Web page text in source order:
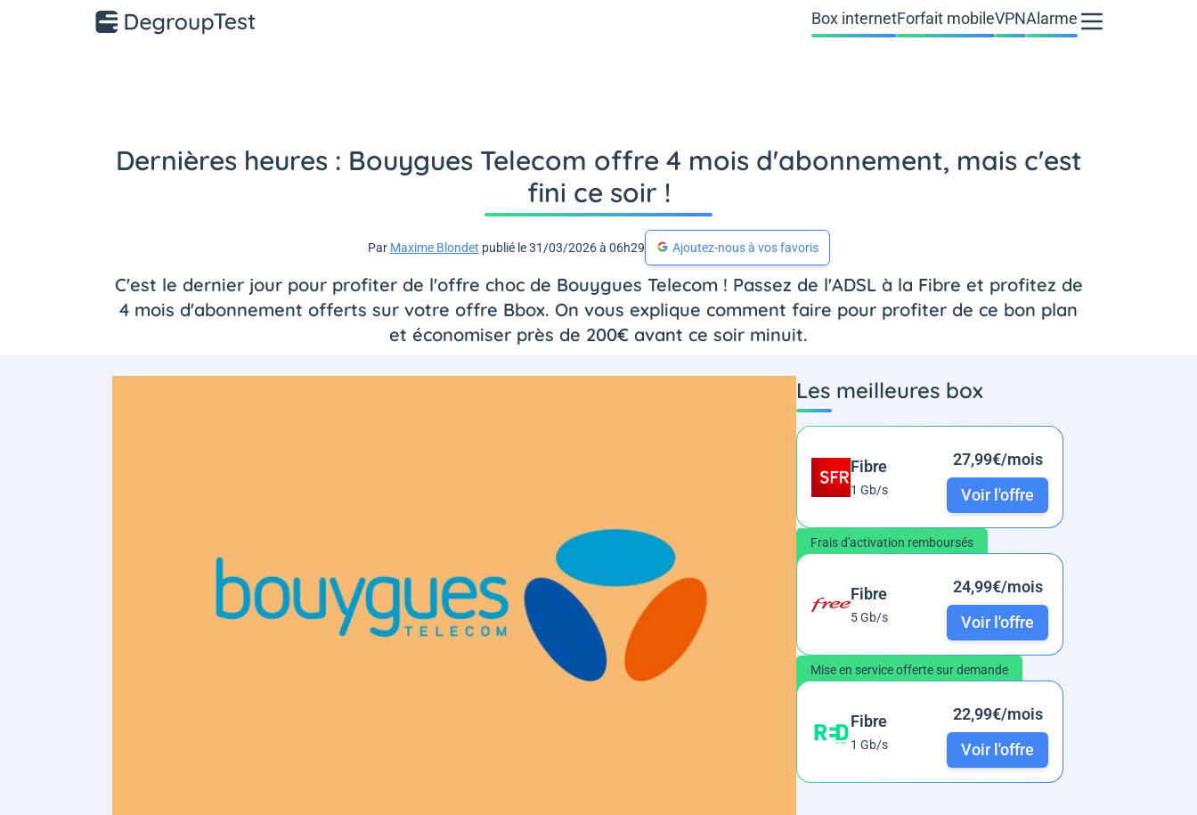
Box internetForfait mobileVPNAlarme
Dernières heures : Bouygues Telecom offre 4 mois d'abonnement, mais c'est
fini ce soir !
Par Maxime Blondet publié le 31/03/2026 à 06h29 Ajoutez-nous à vos favoris
C'est le dernier jour pour profiter de l'offre choc de Bouygues Telecom ! Passez de l'ADSL à la Fibre et profitez de
4 mois d'abonnement offerts sur votre offre Bbox. On vous explique comment faire pour profiter de ce bon plan
et économiser près de 200€ avant ce soir minuit.
Les meilleures box
Fibre
1 Gb/s
27,99€/mois
Voir l'offre
Frais d'activation remboursés
Fibre
5 Gb/s
24,99€/mois
Voir l'offre
Mise en service offerte sur demande
Fibre
1 Gb/s
22,99€/mois
Voir l'offre